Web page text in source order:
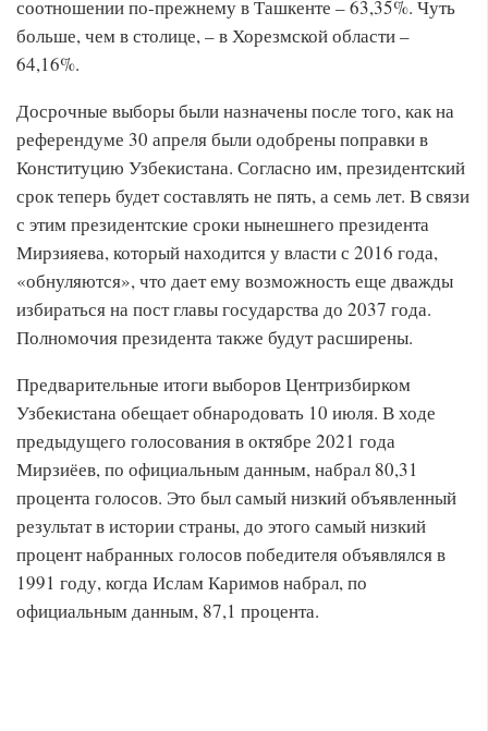
соотношении по-прежнему в Ташкенте – 63,35%. Чуть
больше, чем в столице, – в Хорезмской области –
64,16%.
Досрочные выборы были назначены после того, как на
референдуме 30 апреля были одобрены поправки в
Конституцию Узбекистана. Согласно им, президентский
срок теперь будет составлять не пять, а семь лет. В связи
с этим президентские сроки нынешнего президента
Мирзияева, который находится у власти с 2016 года,
«обнуляются», что дает ему возможность еще дважды
избираться на пост главы государства до 2037 года.
Полномочия президента также будут расширены.
Предварительные итоги выборов Центризбирком
Узбекистана обещает обнародовать 10 июля. В ходе
предыдущего голосования в октябре 2021 года
Мирзиёев, по официальным данным, набрал 80,31
процента голосов. Это был самый низкий объявленный
результат в истории страны, до этого самый низкий
процент набранных голосов победителя объявлялся в
1991 году, когда Ислам Каримов набрал, по
официальным данным, 87,1 процента.